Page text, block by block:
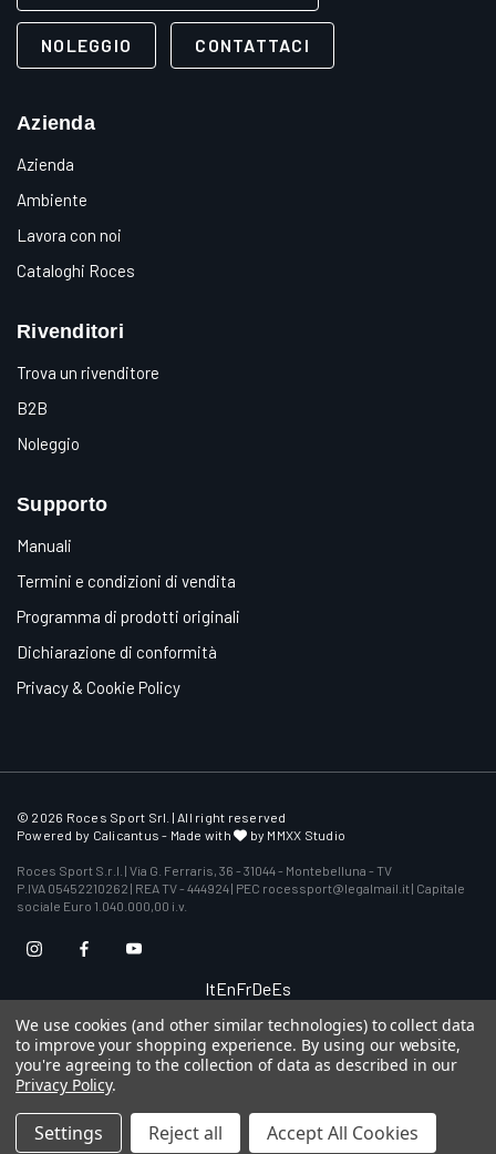
NOLEGGIO CONTATTACI
Azienda
Azienda
Ambiente
Lavora con noi
Cataloghi Roces
Rivenditori
Trova un rivenditore
B2B
Noleggio
Supporto
Manuali
Termini e condizioni di vendita
Programma di prodotti originali
Dichiarazione di conformità
Privacy & Cookie Policy
© 2026 Roces Sport Srl. | All right reserved
Powered by Calicantus - Made with by MMXX Studio
Roces Sport S.r.l. | Via G. Ferraris, 36 - 31044 - Montebelluna - TV
P.IVA 05452210262 | REA TV - 444924 | PEC rocessport@legalmail.it | Capitale
sociale Euro 1.040.000,00 i.v.
ItEnFrDeEs
We use cookies (and other similar technologies) to collect data
to improve your shopping experience. By using our website,
you're agreeing to the collection of data as described in our
Privacy Policy.
Settings Reject all Accept All Cookies